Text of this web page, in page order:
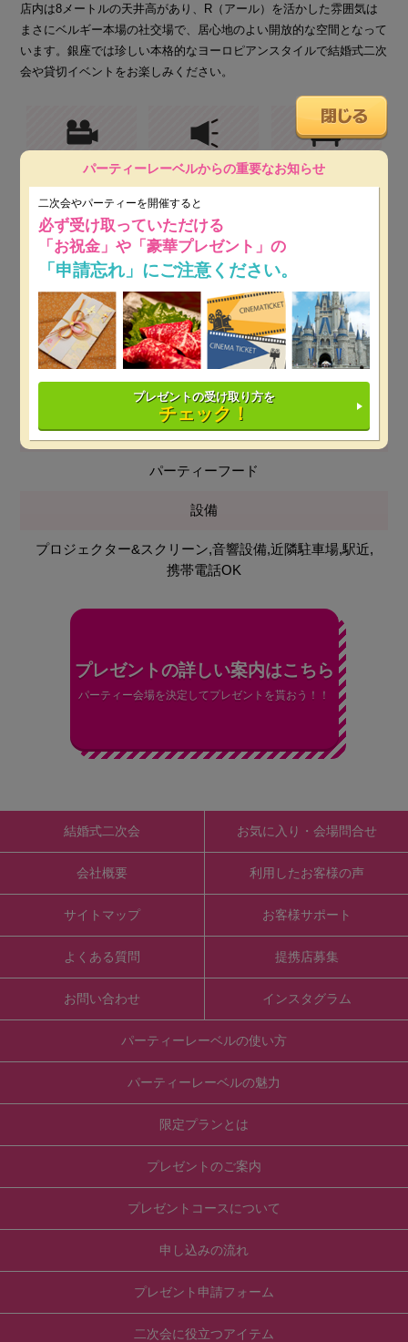
店内は8メートルの天井高があり、R（アール）を活かした雰囲気は
まさにベルギー本場の社交場で、居心地のよい開放的な空間となって
います。銀座では珍しい本格的なヨーロピアンスタイルで結婚式二次
会や貸切イベントをお楽しみください。
プロジェクター&スク
リーン
音響設備 近隣駐車場
駅近 携帯電話OK
人数
立食 65～150名
着席 ～94名
料理
パーティーフード
設備
プロジェクター&スクリーン,音響設備,近隣駐車場,駅近,
携帯電話OK
プレゼントの詳しい案内はこちら
パーティー会場を決定してプレゼントを貰おう！！
結婚式二次会
会社概要
サイトマップ
よくある質問
お問い合わせ
お気に入り・会場問合せ
利用したお客様の声
お客様サポート
提携店募集
インスタグラム
パーティーレーベルの使い方
パーティーレーベルの魅力
限定プランとは
プレゼントのご案内
プレゼントコースについて
申し込みの流れ
プレゼント申請フォーム
二次会に役立つアイテム
パーティーレーベルからの重要なお知らせ
二次会やパーティーを開催すると
必ず受け取っていただける
「お祝金」や「豪華プレゼント」の
「申請忘れ」にご注意ください。
プレゼントの受け取り方を
チェック！